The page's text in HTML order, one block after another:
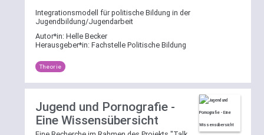
Integrationsmodell für politische Bildung in der
Jugendbildung/Jugendarbeit
Autor*in: Helle Becker
Herausgeber*in: Fachstelle Politische Bildung
Theorie
Jugend und Pornografie -
Eine Wissensübersicht